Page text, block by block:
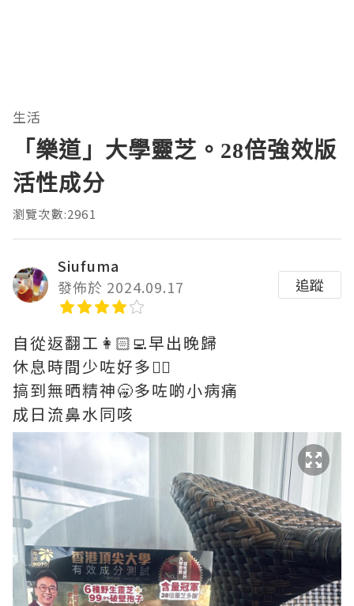
生活
「樂道」大學靈芝。28倍強效版
活性成分
瀏覽次數:2961
Siufuma
發佈於 2024.09.17
追蹤
自從返翻工👩🏻‍💻早出晚歸
休息時間少咗好多😵‍💫
搞到無晒精神🥱多咗啲小病痛
成日流鼻水同咳